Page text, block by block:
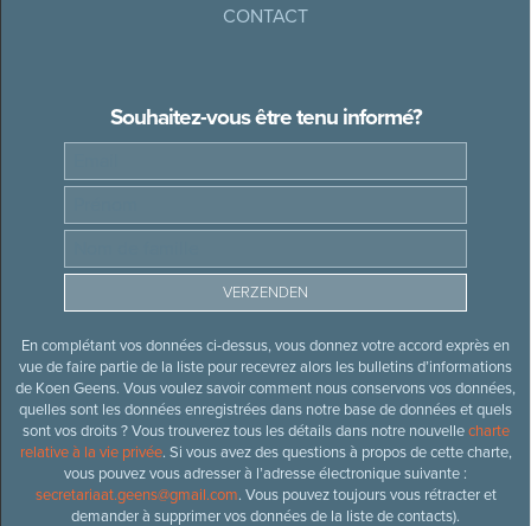
CONTACT
Souhaitez-vous être tenu informé?
En complétant vos données ci-dessus, vous donnez votre accord exprès en
vue de faire partie de la liste pour recevrez alors les bulletins d’informations
de Koen Geens. Vous voulez savoir comment nous conservons vos données,
quelles sont les données enregistrées dans notre base de données et quels
sont vos droits ? Vous trouverez tous les détails dans notre nouvellecharte
relative à la vie privée. Si vous avez des questions à propos de cette charte,
vous pouvez vous adresser à l’adresse électronique suivante :
secretariaat.geens@gmail.com. Vous pouvez toujours vous rétracter et
demander à supprimer vos données de la liste de contacts).